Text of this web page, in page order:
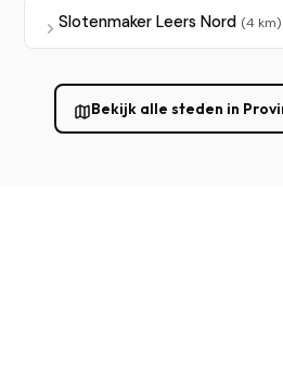
Slotenmaker Leers Nord (4 km)
Bekijk alle steden in